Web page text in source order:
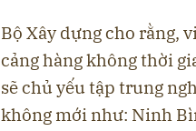
Bộ Xây dựng cho rằng,
cảng hàng không thời
sẽ chủ yếu tập trung
không mới như: Ninh